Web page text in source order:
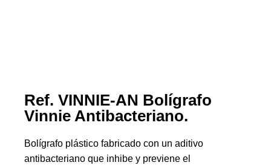
Ref. VINNIE-AN Bolígrafo
Vinnie Antibacteriano.
Bolígrafo plástico fabricado con un aditivo
antibacteriano que inhibe y previene el